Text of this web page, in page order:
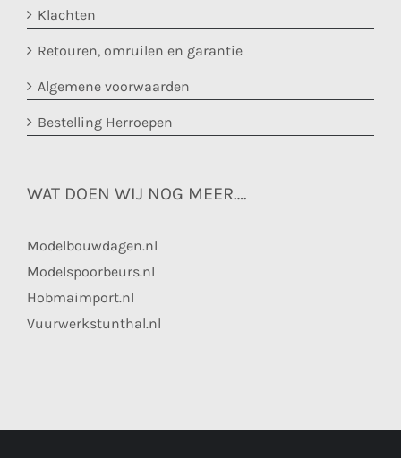
Klachten
Retouren, omruilen en garantie
Algemene voorwaarden
Bestelling Herroepen
WAT DOEN WIJ NOG MEER….
Modelbouwdagen.nl
Modelspoorbeurs.nl
Hobmaimport.nl
Vuurwerkstunthal.nl